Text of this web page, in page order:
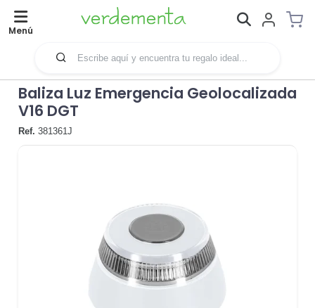
Menú
Baliza Luz Emergencia Geolocalizada
V16 DGT
Ref. 381361J